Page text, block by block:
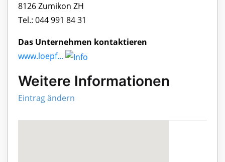
8126 Zumikon ZH
Tel.: 044 991 84 31
Das Unternehmen kontaktieren
www.loepf...
Weitere Informationen
Eintrag ändern